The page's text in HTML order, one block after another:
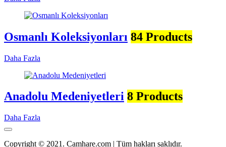
Osmanlı Koleksiyonları 84 Products
Daha Fazla
Anadolu Medeniyetleri 8 Products
Daha Fazla
Copyright © 2021. Camhare.com | Tüm hakları saklıdır.